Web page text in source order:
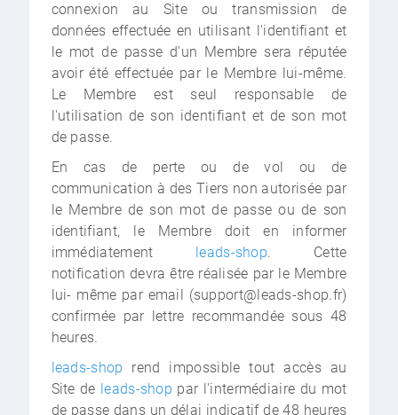
connexion au Site ou transmission de
données effectuée en utilisant l'identifiant et
le mot de passe d'un Membre sera réputée
avoir été effectuée par le Membre lui-même.
Le Membre est seul responsable de
l'utilisation de son identifiant et de son mot
de passe.
En cas de perte ou de vol ou de
communication à des Tiers non autorisée par
le Membre de son mot de passe ou de son
identifiant, le Membre doit en informer
immédiatement leads-shop. Cette
notification devra être réalisée par le Membre
lui- même par email (support@leads-shop.fr)
confirmée par lettre recommandée sous 48
heures.
leads-shop rend impossible tout accès au
Site de leads-shop par l'intermédiaire du mot
de passe dans un délai indicatif de 48 heures